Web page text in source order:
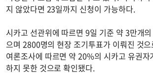
지 않았다면 23일까지 신청이 가능하다.
시카고 선관위에 따르면 9일 기준 약 3만개
으며 2800명의 현장 조기투표가 이뤄진 것
여론조사에 따르면 약 20%의 시카고 유권자
하지 못한 것으로 확인됐다.